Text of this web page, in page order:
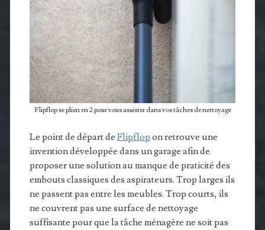
Flipflop se plien en 2 pour vous assister dans vos tâches de nettoyage
Le point de départ de Flipflop on retrouve une
invention développée dans un garage afin de
proposer une solution au manque de praticité des
embouts classiques des aspirateurs. Trop larges ils
ne passent pas entre les meubles. Trop courts, ils
ne couvrent pas une surface de nettoyage
suffisante pour que la tâche ménagère ne soit pas